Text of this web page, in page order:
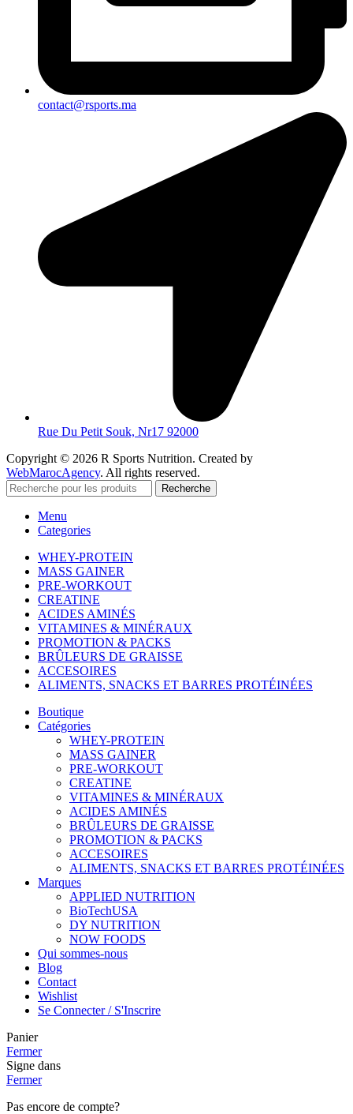
contact@rsports.ma
Rue Du Petit Souk, Nr17 92000
Copyright © 2026 R Sports Nutrition. Created by
WebMarocAgency. All rights reserved.
Recherche
Menu
Categories
WHEY-PROTEIN
MASS GAINER
PRE-WORKOUT
CREATINE
ACIDES AMINÉS
VITAMINES & MINÉRAUX
PROMOTION & PACKS
BRÛLEURS DE GRAISSE
ACCESOIRES
ALIMENTS, SNACKS ET BARRES PROTÉINÉES
Boutique
Catégories
WHEY-PROTEIN
MASS GAINER
PRE-WORKOUT
CREATINE
VITAMINES & MINÉRAUX
ACIDES AMINÉS
BRÛLEURS DE GRAISSE
PROMOTION & PACKS
ACCESOIRES
ALIMENTS, SNACKS ET BARRES PROTÉINÉES
Marques
APPLIED NUTRITION
BioTechUSA
DY NUTRITION
NOW FOODS
Qui sommes-nous
Blog
Contact
Wishlist
Se Connecter / S'Inscrire
Panier
Fermer
Signe dans
Fermer
Pas encore de compte?